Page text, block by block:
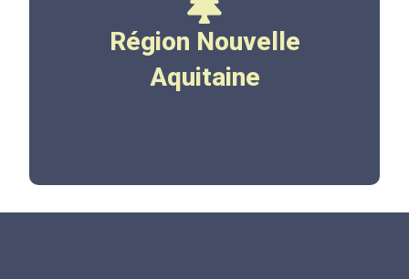
Région Nouvelle
Aquitaine
www.nouvelle-
aquitaine.fr